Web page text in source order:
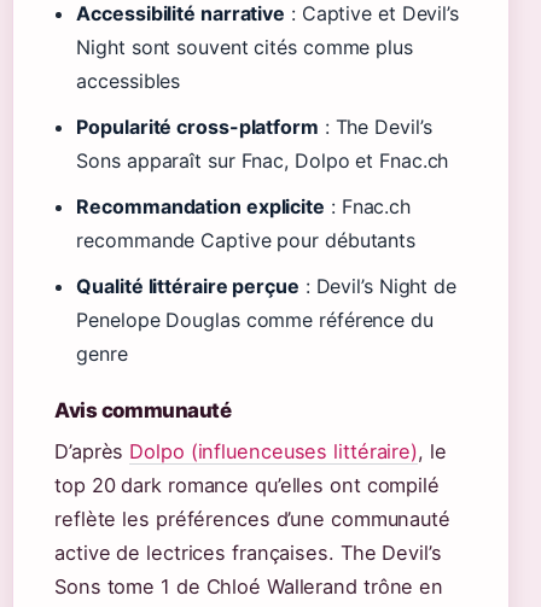
Accessibilité narrative : Captive et Devil’s
Night sont souvent cités comme plus
accessibles
Popularité cross-platform : The Devil’s
Sons apparaît sur Fnac, Dolpo et Fnac.ch
Recommandation explicite : Fnac.ch
recommande Captive pour débutants
Qualité littéraire perçue : Devil’s Night de
Penelope Douglas comme référence du
genre
Avis communauté
D’après Dolpo (influenceuses littéraire), le
top 20 dark romance qu’elles ont compilé
reflète les préférences d’une communauté
active de lectrices françaises. The Devil’s
Sons tome 1 de Chloé Wallerand trône en